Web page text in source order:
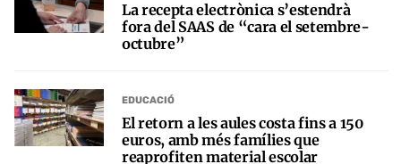
La recepta electrònica s’estendrà
fora del SAAS de “cara el setembre-
octubre”
EDUCACIÓ
El retorn a les aules costa fins a 150
euros, amb més famílies que
reaprofiten material escolar